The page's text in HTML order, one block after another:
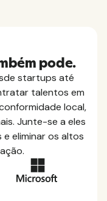
pode.
startups até
talentos em
local,
Junte-se a eles
eliminar os altos